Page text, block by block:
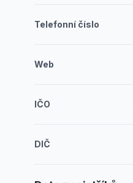
Telefonní číslo
Web
IČO
DIČ